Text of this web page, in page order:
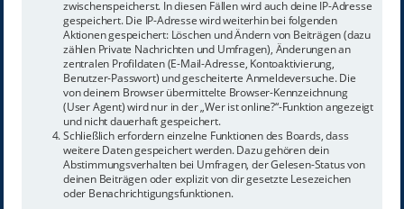
zwischenspeicherst. In diesen Fällen wird auch deine IP-Adresse
gespeichert. Die IP-Adresse wird weiterhin bei folgenden
Aktionen gespeichert: Löschen und Ändern von Beiträgen (dazu
zählen Private Nachrichten und Umfragen), Änderungen an
zentralen Profildaten (E-Mail-Adresse, Kontoaktivierung,
Benutzer-Passwort) und gescheiterte Anmeldeversuche. Die
von deinem Browser übermittelte Browser-Kennzeichnung
(User Agent) wird nur in der „Wer ist online?“-Funktion angezeigt
und nicht dauerhaft gespeichert.
Schließlich erfordern einzelne Funktionen des Boards, dass
weitere Daten gespeichert werden. Dazu gehören dein
Abstimmungsverhalten bei Umfragen, der Gelesen-Status von
deinen Beiträgen oder explizit von dir gesetzte Lesezeichen
oder Benachrichtigungsfunktionen.